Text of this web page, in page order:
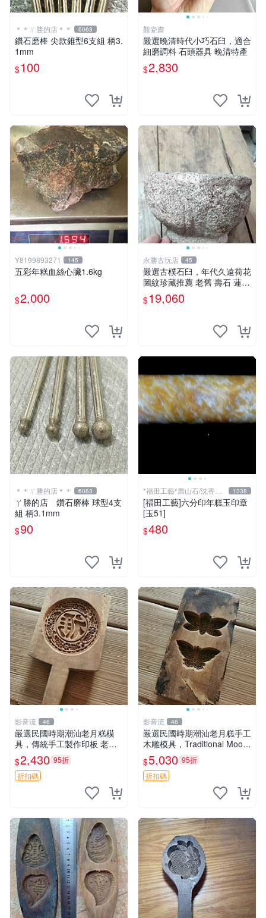
＊＊ㄚ勝的店＊＊ 6063
鑽石磨棒 尖款錐型6支組 柄3.
1mm
$100
觀瓷齋
嚴選晚清時代小巧石臼，適合
細磨調料 石頭器具 晚清特產
$2,830
Y8199893271 145
五彩年糕血絲心臟1.6kg
$2,000
永勝古玩店 45
嚴選古樸石臼，年代久遠荷花
圖紋珍藏推薦 老舊 壽石 蓮花
石臼 古物
$19,060
＊＊ㄚ勝的店＊＊ 6063
ㄚ勝的店 鑽石磨棒 球型4支
組 柄3.1mm
$90
*福田工藝*壽山石/沈香檀
香
1338
[福田工藝]六分印年糕玉印章
[玉51]
$480
影音流 46
嚴選民國時期潮汕老月糕模
具，傳統手工製作印板 老月
糕模具 潮汕文化 古董印板
$2,430 95折
折扣碼
影音流 46
嚴選民國時期潮汕老月糕手工
木雕模具，Traditional Moon
Cake Stamp推薦收藏 月糕
潮汕 磨具
$5,030 95折
折扣碼